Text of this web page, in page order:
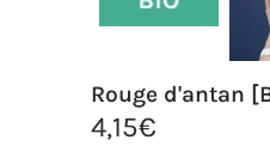
Rouge d'antan
4,15€